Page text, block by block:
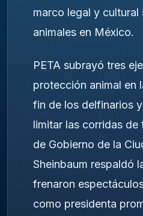
marco legal y
animales en México.
PETA subrayó tres
protección animal en
fin de los delfinarios
limitar las corridas
de Gobierno de la
Sheinbaum respaldó
frenaron
como presidenta